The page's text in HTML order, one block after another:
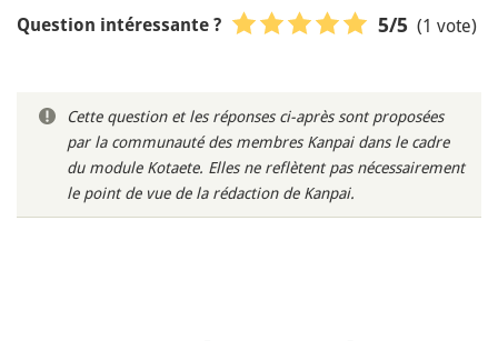
Question intéressante ? 5/5 (1 vote)
Cette question et les réponses ci-après sont proposées
par la communauté des membres Kanpai dans le cadre
du module Kotaete. Elles ne reflètent pas nécessairement
le point de vue de la rédaction de Kanpai.